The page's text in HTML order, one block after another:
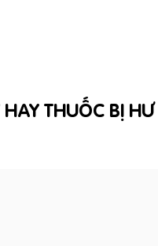
THUỐC BỊ